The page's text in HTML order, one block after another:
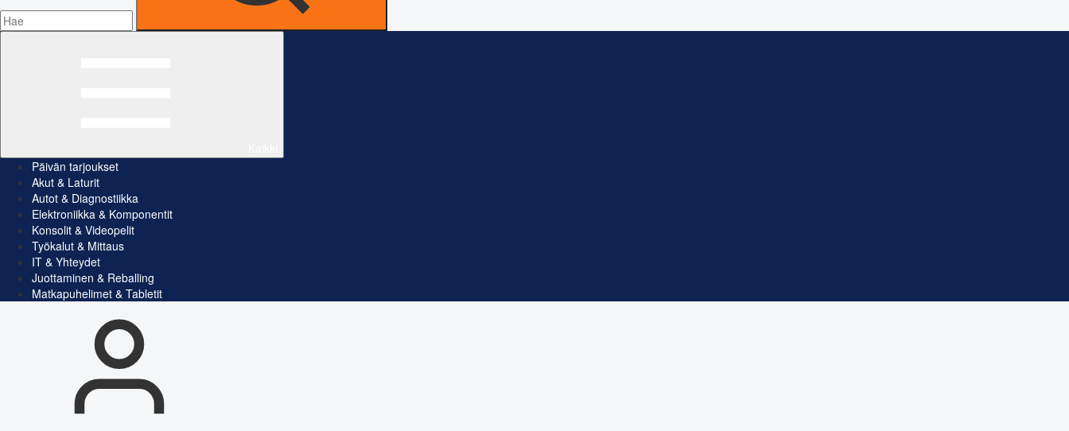
Päivän tarjoukset
Akut & Laturit
Autot & Diagnostiikka
Elektroniikka & Komponentit
Konsolit & Videopelit
Työkalut & Mittaus
IT & Yhteydet
Juottaminen & Reballing
Matkapuhelimet & Tabletit